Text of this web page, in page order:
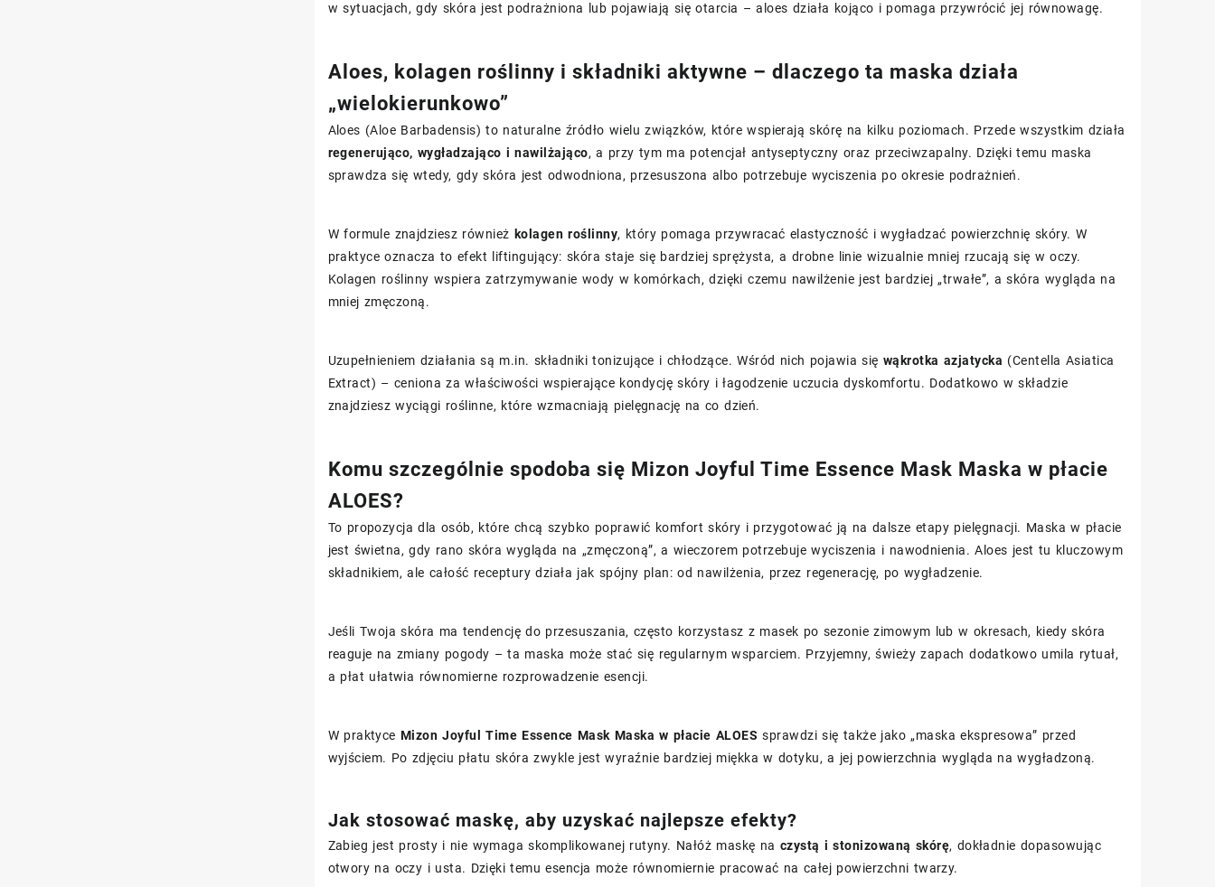
w sytuacjach, gdy skóra jest podrażniona lub pojawiają się otarcia – aloes działa kojąco i pomaga przywrócić jej równowagę.
Aloes, kolagen roślinny i składniki aktywne – dlaczego ta maska działa
„wielokierunkowo”
Aloes (Aloe Barbadensis) to naturalne źródło wielu związków, które wspierają skórę na kilku poziomach. Przede wszystkim działa
regenerująco, wygładzająco i nawilżająco, a przy tym ma potencjał antyseptyczny oraz przeciwzapalny. Dzięki temu maska
sprawdza się wtedy, gdy skóra jest odwodniona, przesuszona albo potrzebuje wyciszenia po okresie podrażnień.
W formule znajdziesz również kolagen roślinny, który pomaga przywracać elastyczność i wygładzać powierzchnię skóry. W
praktyce oznacza to efekt liftingujący: skóra staje się bardziej sprężysta, a drobne linie wizualnie mniej rzucają się w oczy.
Kolagen roślinny wspiera zatrzymywanie wody w komórkach, dzięki czemu nawilżenie jest bardziej „trwałe”, a skóra wygląda na
mniej zmęczoną.
Uzupełnieniem działania są m.in. składniki tonizujące i chłodzące. Wśród nich pojawia się wąkrotka azjatycka (Centella Asiatica
Extract) – ceniona za właściwości wspierające kondycję skóry i łagodzenie uczucia dyskomfortu. Dodatkowo w składzie
znajdziesz wyciągi roślinne, które wzmacniają pielęgnację na co dzień.
Komu szczególnie spodoba się Mizon Joyful Time Essence Mask Maska w płacie
ALOES?
To propozycja dla osób, które chcą szybko poprawić komfort skóry i przygotować ją na dalsze etapy pielęgnacji. Maska w płacie
jest świetna, gdy rano skóra wygląda na „zmęczoną”, a wieczorem potrzebuje wyciszenia i nawodnienia. Aloes jest tu kluczowym
składnikiem, ale całość receptury działa jak spójny plan: od nawilżenia, przez regenerację, po wygładzenie.
Jeśli Twoja skóra ma tendencję do przesuszania, często korzystasz z masek po sezonie zimowym lub w okresach, kiedy skóra
reaguje na zmiany pogody – ta maska może stać się regularnym wsparciem. Przyjemny, świeży zapach dodatkowo umila rytuał,
a płat ułatwia równomierne rozprowadzenie esencji.
W praktyce Mizon Joyful Time Essence Mask Maska w płacie ALOES sprawdzi się także jako „maska ekspresowa” przed
wyjściem. Po zdjęciu płatu skóra zwykle jest wyraźnie bardziej miękka w dotyku, a jej powierzchnia wygląda na wygładzoną.
Jak stosować maskę, aby uzyskać najlepsze efekty?
Zabieg jest prosty i nie wymaga skomplikowanej rutyny. Nałóż maskę na czystą i stonizowaną skórę, dokładnie dopasowując
otwory na oczy i usta. Dzięki temu esencja może równomiernie pracować na całej powierzchni twarzy.